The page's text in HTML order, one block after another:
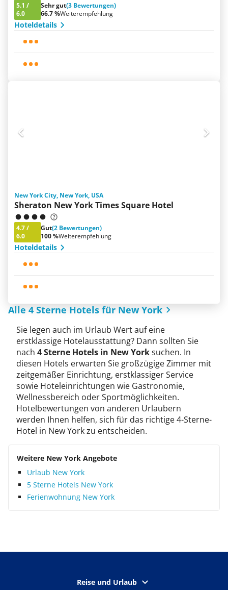
5.1 /
6.0
Sehr gut(3 Bewertungen)
66.7 %Weiterempfehlung
Hoteldetails
New York City, New York, USA
Sheraton New York Times Square Hotel
4.7/
6.0
Gut(2 Bewertungen)
100 %Weiterempfehlung
Hoteldetails
Alle 4 Sterne Hotels für New York
Sie legen auch im Urlaub Wert auf eine
erstklassige Hotelausstattung? Dann sollten Sie
nach 4 Sterne Hotels in New Yorksuchen. In
diesen Hotels erwarten Sie großzügige Zimmer mit
zeitgemäßer Einrichtung, erstklassiger Service
sowie Hoteleinrichtungen wie Gastronomie,
Wellnessbereich oder Sportmöglichkeiten.
Hotelbewertungen von anderen Urlaubern
werden Ihnen helfen, sich für das richtige 4-Sterne-
Hotel in New York zu entscheiden.
Weitere New York Angebote
Urlaub New York
5 Sterne Hotels New York
Ferienwohnung New York
Reise und Urlaub